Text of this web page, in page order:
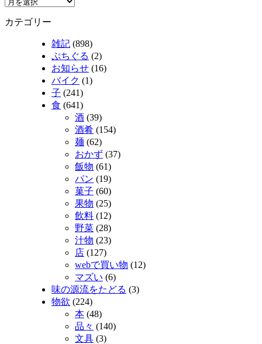
カテゴリー
雑記 (898)
ぷちぐる (2)
お知らせ (16)
バイク (1)
子 (241)
食 (641)
酒 (39)
酒肴 (154)
麺 (62)
おかず (37)
飯物 (61)
パン (19)
菓子 (60)
果物 (25)
飲料 (12)
野菜 (28)
汁物 (23)
店 (127)
webで買い物 (12)
マズい (6)
味の源流をたどる (3)
物欲 (224)
本 (48)
品々 (140)
文具 (3)